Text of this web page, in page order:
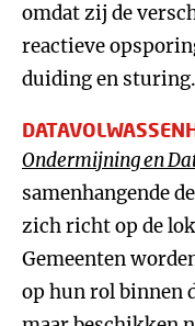
omdat zij de
reactieve
duiding en sturing.
Ondermijning en
samenhangende
zich richt op de
Gemeenten
op hun rol binnen